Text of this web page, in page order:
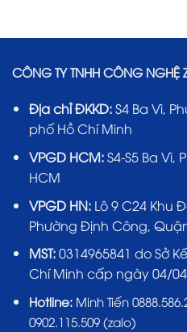
CÔNG TY TNHH CÔNG NGHỆ
Địa chỉ ĐKKD:S4 Ba Vì,
phố Hồ Chí Minh
VPGD HCM:S4-S5 Ba Vì,
HCM
VPGD HN:Lô 9 C24 Khu
Phường Định Công,
MST:0314965841 do Sở
Chí Minh cấp ngày 04/
Hotline: Minh Tiến
0902.115.509 (zalo)